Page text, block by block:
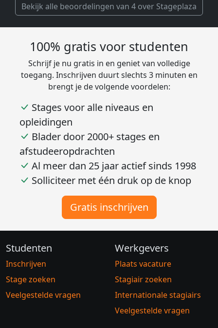
Bekijk alle beoordelingen van 4 over Stageplaza
100% gratis voor studenten
Schrijf je nu gratis in en geniet van volledige
toegang. Inschrijven duurt slechts 3 minuten en
brengt je de volgende voordelen:
Stages voor alle niveaus en
opleidingen
Blader door 2000+ stages en
afstudeeropdrachten
Al meer dan 25 jaar actief sinds 1998
Solliciteer met één druk op de knop
Gratis inschrijven
Studenten
Inschrijven
Stage zoeken
Veelgestelde vragen
Werkgevers
Plaats vacature
Stagiair zoeken
Internationale stagiairs
Veelgestelde vragen